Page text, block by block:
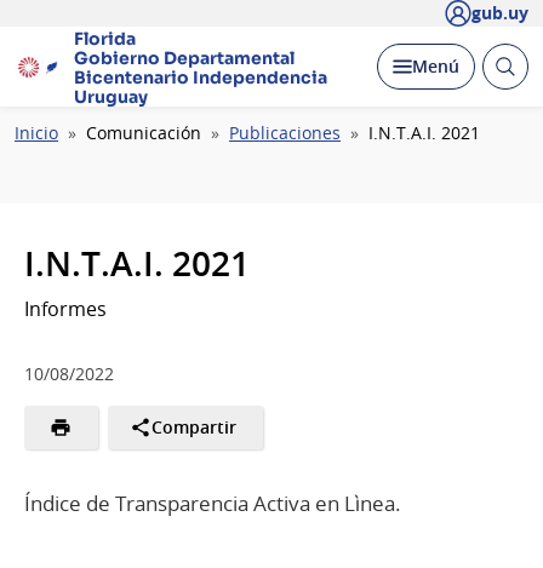
gub.uy
Florida
Gobierno Departamental
Bicentenario Independencia
Uruguay
Desplegar
Menú Abrir
Ruta
Inicio Comunicación Publicaciones I.N.T.A.I. 2021
I.N.T.A.I. 2021
Informes
10/08/2022
Compartir
Índice de Transparencia Activa en Lìnea.